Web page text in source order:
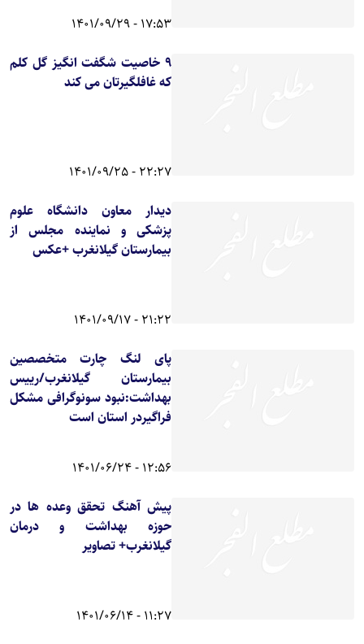
17:53 - 1401/09/29
۹ خاصیت شگفت انگیز گل کلم
که غافلگیرتان می کند
22:27 - 1401/09/25
دیدار معاون دانشگاه علوم
پزشکی و نماینده مجلس از
بیمارستان گیلانغرب +عکس
21:22 - 1401/09/17
پای لنگ چارت متخصصین
بیمارستان گیلانغرب/رییس
بهداشت:نبود سونوگرافی مشکل
فراگیردر استان است
12:56 - 1401/06/24
پیش آهنگ تحقق وعده ها در
حوزه بهداشت و درمان
گیلانغرب+ تصاویر
11:27 - 1401/06/14